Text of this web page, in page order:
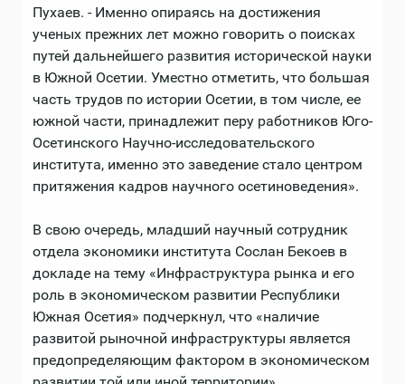
Пухаев. - Именно опираясь на достижения
ученых прежних лет можно говорить о поисках
путей дальнейшего развития исторической науки
в Южной Осетии. Уместно отметить, что большая
часть трудов по истории Осетии, в том числе, ее
южной части, принадлежит перу работников Юго-
Осетинского Научно-исследовательского
института, именно это заведение стало центром
притяжения кадров научного осетиноведения».
В свою очередь, младший научный сотрудник
отдела экономики института Сослан Бекоев в
докладе на тему «Инфраструктура рынка и его
роль в экономическом развитии Республики
Южная Осетия» подчеркнул, что «наличие
развитой рыночной инфраструктуры является
предопределяющим фактором в экономическом